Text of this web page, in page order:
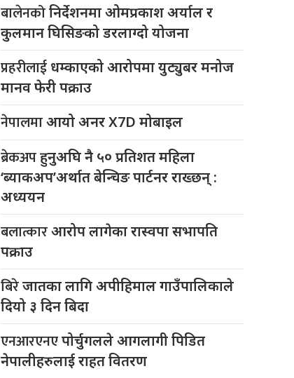
बालेनकोनिर्देशनमा ओमप्रकाश अर्याल र
कुलमान घिसिङको डरलाग्दो योजना
प्रहरीलाई धम्काएको आरोपमा युट्युबर मनोज
मानव फेरी पक्राउ
नेपालमाआयो अनर X7D मोबाइल
ब्रेकअपहुनुअघि नै ५० प्रतिशत महिला
‘ब्याकअप’अर्थात बेन्चिङ पार्टनर राख्छन् :
अध्ययन
बलात्कारआरोप लागेका रास्वपा सभापति
पक्राउ
बिरेजातका लागि अपीहिमाल गाउँपालिकाले
दियो ३ दिन बिदा
एनआरएनएपोर्चुगलले आगलागी पिडित
नेपालीहरुलाई राहत वितरण